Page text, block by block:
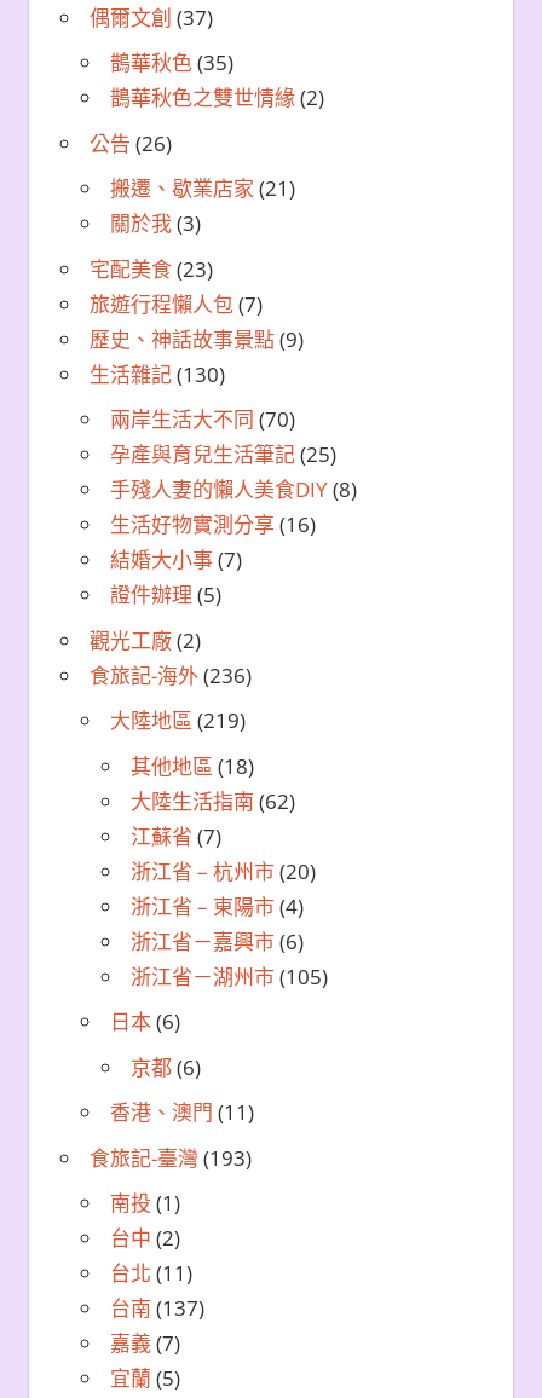
偶爾文創 (37)
鵲華秋色(35)
鵲華秋色之雙世情緣(2)
公告 (26)
搬遷、歇業店家 (21)
關於我(3)
宅配美食(23)
旅遊行程懶人包(7)
歷史、神話故事景點(9)
生活雜記(130)
兩岸生活大不同 (70)
孕產與育兒生活筆記(25)
手殘人妻的懶人美食DIY(8)
生活好物實測分享 (16)
結婚大小事(7)
證件辦理 (5)
觀光工廠(2)
食旅記-海外(236)
大陸地區 (219)
其他地區 (18)
大陸生活指南 (62)
江蘇省 (7)
浙江省 – 杭州市(20)
浙江省 – 東陽市(4)
浙江省－嘉興市(6)
浙江省－湖州市(105)
日本(6)
京都(6)
香港、澳門 (11)
食旅記-臺灣 (193)
南投 (1)
台中 (2)
台北 (11)
台南 (137)
嘉義(7)
宜蘭 (5)